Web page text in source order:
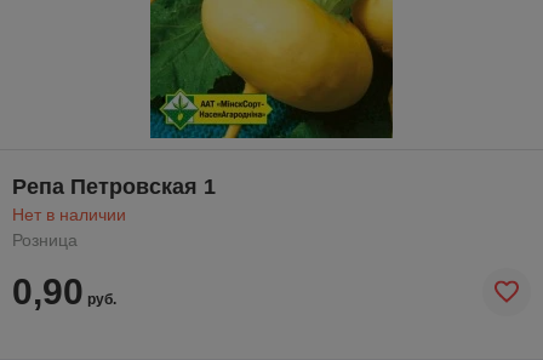
Репа Петровская 1
Нет в наличии
Розница
0,90 руб.